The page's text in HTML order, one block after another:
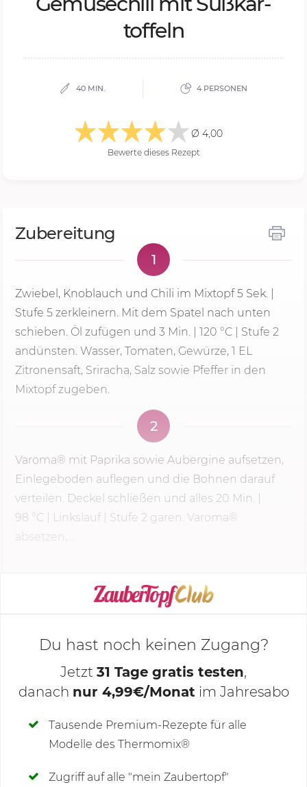
tof­feln
40 MIN. 4 PERSONEN
Ø 4,00
Bewerte dieses Rezept
Zubereitung
1
Zwiebel, Knoblauch und Chili im Mixtopf5 Sek.
Stufe 5 zerkleinern. Mit dem Spatel nach unten
schieben. Öl zufügen und 3 Min. 120 °C | Stufe 2
andünsten. Wasser, Tomaten, Gewürze, 1 EL
Zitronensaft, Sriracha, Salz sowie Pfeffer in den
Mixtopf zugeben.
2
Varoma® mit Paprika sowie Aubergine aufsetzen,
Einlegeboden auflegen und die Bohnen darauf
verteilen. Deckel schließen und alles 20 Min.
98 °C | Linkslauf | Stufe 2 garen. Varoma®
absetzen,...
KOCHMODUS STARTEN
Deine Notizen
Du hast noch keinen Zugang?
Jetzt 31 Tage gratis testen,
danach nur 4,99€/Monat im Jahresabo
Tausende Premium-Rezepte für alle
Modelle des Thermomix®
Zugriff auf alle "mein Zaubertopf"